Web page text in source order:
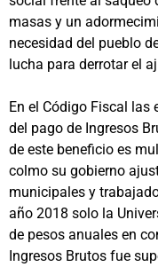
masas y un
necesidad del pueblo
lucha para derrotar el
En el Código Fiscal
del pago de Ingresos
de este beneficio es
colmo su gobierno
municipales y
año 2018 solo la
de pesos anuales en
Ingresos Brutos fue